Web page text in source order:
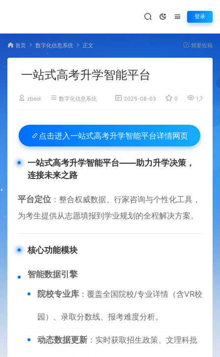
登录
首页 数字化信息系统 正文 我要投稿
一站式高考升学智能平台
zbeol 数字化信息系统 2025-08-03 0 1,751
点击进入 一站式高考升学智能平台详情网页
一站式高考升学智能平台——助力升学决策，
连接未来之路​
​平台定位​ ​：整合权威数据、行家咨询与个性化工具，
为考生提供从志愿填报到学业规划的全程解决方案。
​核心功能模块​
​智能数据引擎​
​院校专业库​ ​：覆盖全国院校/专业详情（含VR校
园）、录取分数线、报考难度分析。
​动态数据更新​ ​：实时获取招生政策、文理科批